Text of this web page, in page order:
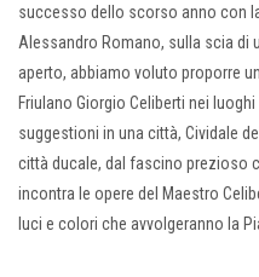
successo dello scorso anno con
Alessandro Romano, sulla scia di
aperto, abbiamo voluto proporre
Friulano Giorgio Celiberti nei
suggestioni in una città, Cividale
città ducale, dal fascino prezioso
incontra le opere del Maestro
luci e colori che avvolgeranno la